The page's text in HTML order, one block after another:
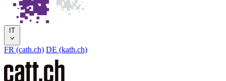
IT
FR (cath.ch) DE (kath.ch)